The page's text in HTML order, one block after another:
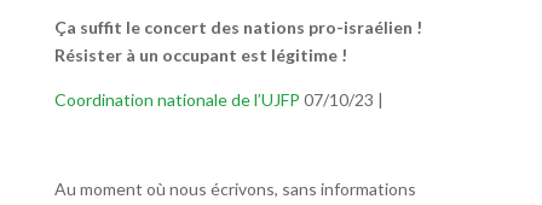
Ça suffit le concert des nations pro-israélien !
Résister à un occupant est légitime !
Coordination nationale de l’UJFP 07/10/23 |
Au moment où nous écrivons, sans informations